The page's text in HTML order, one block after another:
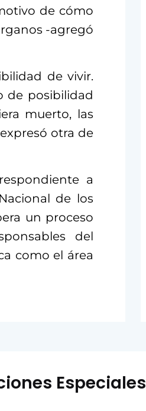
de cómo
-agregó
de vivir.
de posibilidad
muerto, las
otra de
a
de los
un proceso
del
como el área
Especiales